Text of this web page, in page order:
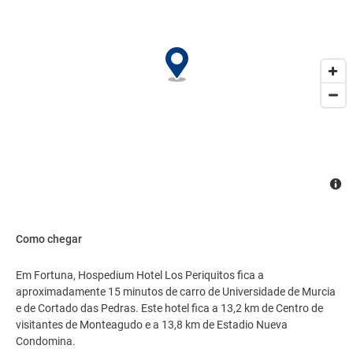
Como chegar
Em Fortuna, Hospedium Hotel Los Periquitos fica a
aproximadamente 15 minutos de carro de Universidade de Murcia
e de Cortado das Pedras. Este hotel fica a 13,2 km de Centro de
visitantes de Monteagudo e a 13,8 km de Estadio Nueva
Condomina.